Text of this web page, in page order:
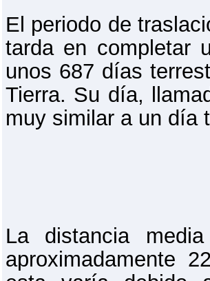
El periodo de
tarda en completar
unos 687 días
Tierra. Su día,
muy similar a un día
La distancia
aproximadamente